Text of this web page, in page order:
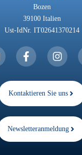
Bozen
39100 Italien
Ust-IdNr. IT02641370214
Kontaktieren Sie uns
Newsletteranmeldung